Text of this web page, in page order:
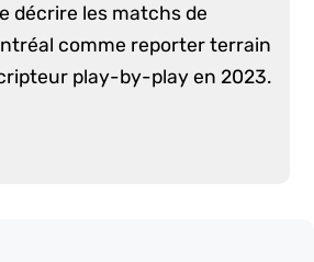
décrire les matchs de
comme reporter terrain
play-by-play en 2023.